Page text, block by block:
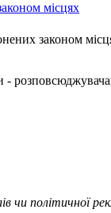
місцях
законом
-
чи політичної